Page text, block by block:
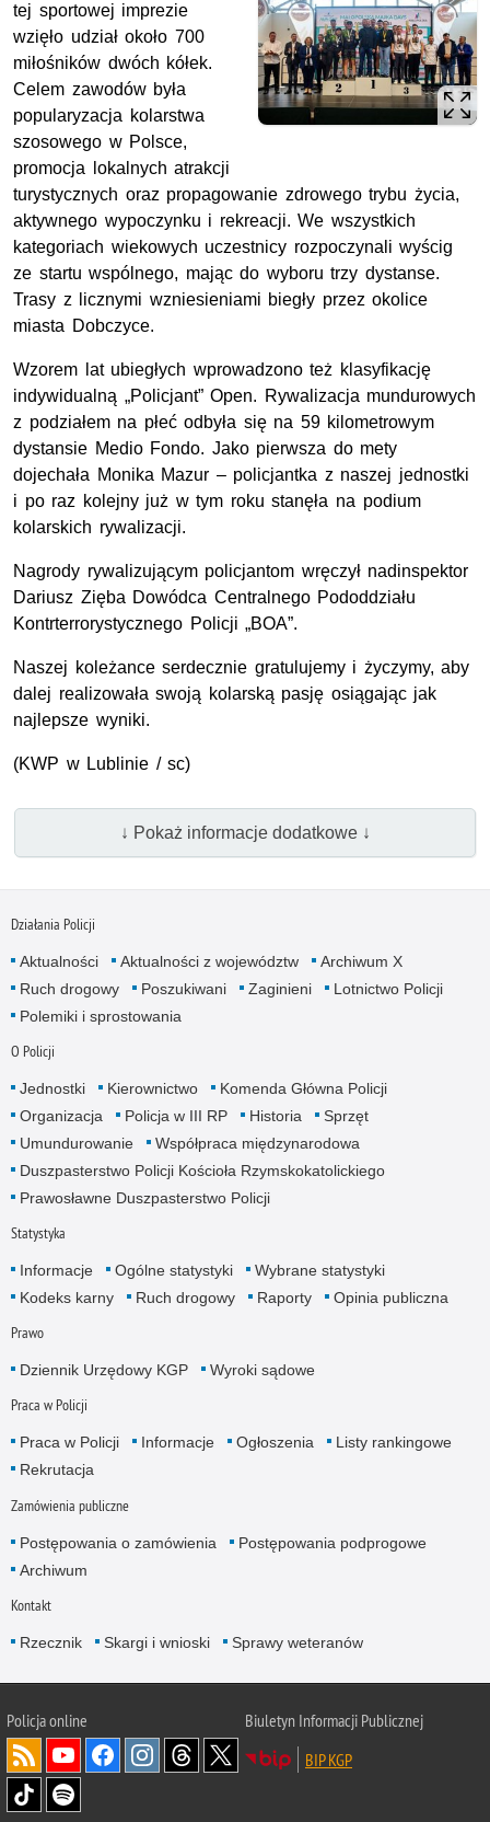
tej sportowej imprezie
wzięło udział około 700
miłośników dwóch kółek.
Celem zawodów była
popularyzacja kolarstwa
szosowego w Polsce,
promocja lokalnych atrakcji
turystycznych oraz propagowanie zdrowego trybu życia,
aktywnego wypoczynku i rekreacji. We wszystkich
kategoriach wiekowych uczestnicy rozpoczynali wyścig
ze startu wspólnego, mając do wyboru trzy dystanse.
Trasy z licznymi wzniesieniami biegły przez okolice
miasta Dobczyce.
Wzorem lat ubiegłych wprowadzono też klasyfikację
indywidualną „Policjant” Open. Rywalizacja mundurowych
z podziałem na płeć odbyła się na 59 kilometrowym
dystansie Medio Fondo. Jako pierwsza do mety
dojechała Monika Mazur – policjantka z naszej jednostki
i po raz kolejny już w tym roku stanęła na podium
kolarskich rywalizacji.
Nagrody rywalizującym policjantom wręczył nadinspektor
Dariusz Zięba Dowódca Centralnego Pododdziału
Kontrterrorystycznego Policji „BOA”.
Naszej koleżance serdecznie gratulujemy i życzymy, aby
dalej realizowała swoją kolarską pasję osiągając jak
najlepsze wyniki.
(KWP w Lublinie / sc)
↓ Pokaż informacje dodatkowe ↓
Działania Policji
Aktualności Aktualności z województw
Archiwum X
Ruch drogowy
Poszukiwani Zaginieni
Lotnictwo Policji
Polemiki i sprostowania
O Policji
Jednostki Kierownictwo
Komenda Główna Policji
Organizacja
Policja w III RP Historia
Sprzęt
Umundurowanie
Współpraca międzynarodowa
Duszpasterstwo Policji Kościoła Rzymskokatolickiego
Prawosławne Duszpasterstwo Policji
Statystyka
Informacje Ogólne statystyki
Wybrane statystyki
Kodeks karny
Ruch drogowy Raporty Opinia publiczna
Prawo
Dziennik Urzędowy KGP Wyroki sądowe
Praca w Policji
Praca w Policji Informacje Ogłoszenia
Listy rankingowe
Rekrutacja
Zamówienia publiczne
Postępowania o zamówienia
Postępowania podprogowe
Archiwum
Kontakt
Rzecznik Skargi i wnioski Sprawy weteranów
Policjaonline
Biuletyn Informacji Publicznej
BIP KGP